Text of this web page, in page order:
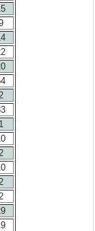
2
1
2
2
2